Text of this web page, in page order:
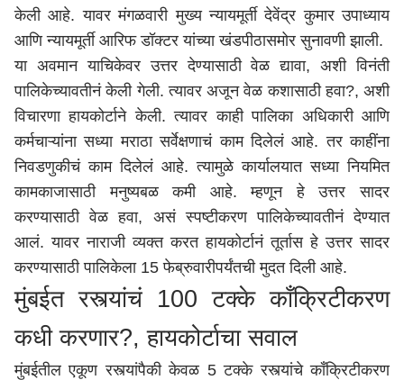
केली आहे. यावर मंगळवारी मुख्य न्यायमूर्ती देवेंद्र कुमार उपाध्याय
आणि न्यायमूर्ती आरिफ डॉक्टर यांच्या खंडपीठासमोर सुनावणी झाली.
या अवमान याचिकेवर उत्तर देण्यासाठी वेळ द्यावा, अशी विनंती
पालिकेच्यावतीनं केली गेली. त्यावर अजून वेळ कशासाठी हवा?, अशी
विचारणा हायकोर्टाने केली. त्यावर काही पालिका अधिकारी आणि
कर्मचाऱ्यांना सध्या मराठा सर्वेक्षणाचं काम दिलेलं आहे. तर काहींना
निवडणुकीचं काम दिलेलं आहे. त्यामुळे कार्यालयात सध्या नियमित
कामकाजासाठी मनुष्यबळ कमी आहे. म्हणून हे उत्तर सादर
करण्यासाठी वेळ हवा, असं स्पष्टीकरण पालिकेच्यावतीनं देण्यात
आलं. यावर नाराजी व्यक्त करत हायकोर्टानं तूर्तास हे उत्तर सादर
करण्यासाठी पालिकेला 15 फेब्रुवारीपर्यंतची मुदत दिली आहे.
मुंबईत रस्त्यांचं 100 टक्के काँक्रिटीकरण
कधी करणार?, हायकोर्टाचा सवाल
मुंबईतील एकूण रस्त्यांपैकी केवळ 5 टक्के रस्त्यांचे काँक्रिटीकरण